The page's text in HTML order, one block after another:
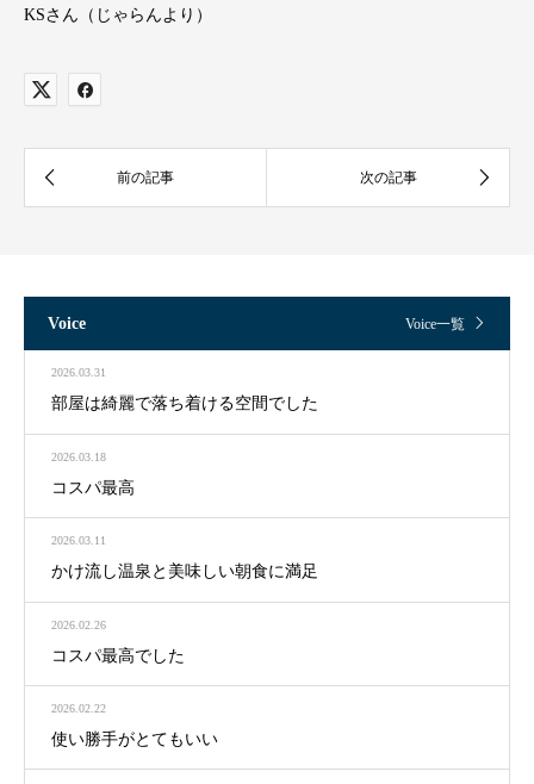
KSさん（じゃらんより）
Voice Voice一覧
2026.03.31
部屋は綺麗で落ち着ける空間でした
2026.03.18
コスパ最高
2026.03.11
かけ流し温泉と美味しい朝食に満足
2026.02.26
コスパ最高でした
2026.02.22
使い勝手がとてもいい